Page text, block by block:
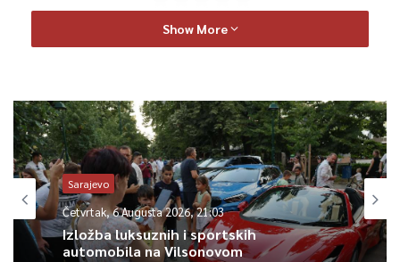
Show More
Sarajevo
Četvrtak, 6 Augusta 2026, 21:03
Izložba luksuznih i sportskih
automobila na Vilsonovom